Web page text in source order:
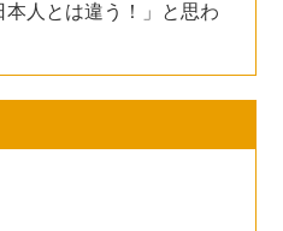
人とは違う！」と思わ